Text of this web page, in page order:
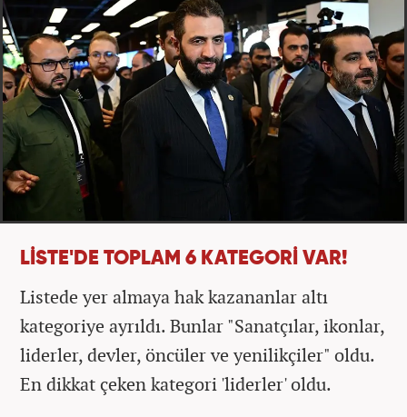
LİSTE'DE TOPLAM 6 KATEGORİ VAR!
Listede yer almaya hak kazananlar altı
kategoriye ayrıldı. Bunlar "Sanatçılar, ikonlar,
liderler, devler, öncüler ve yenilikçiler" oldu.
En dikkat çeken kategori 'liderler' oldu.